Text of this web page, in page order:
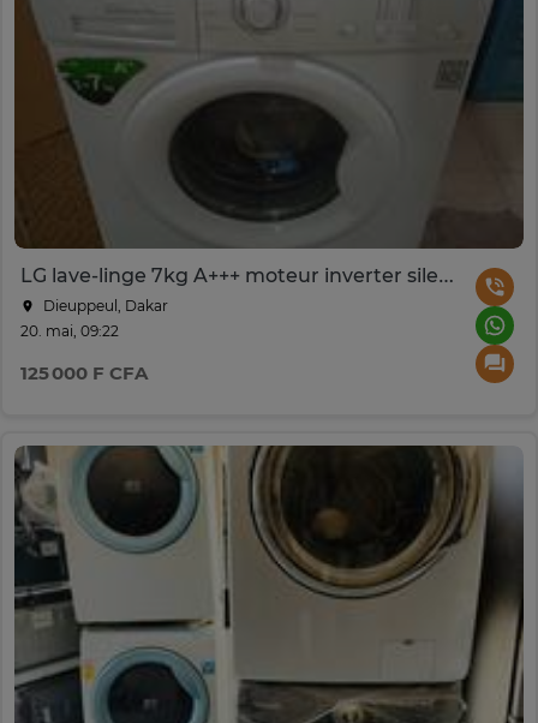
LG lave-linge 7kg A+++ moteur inverter silencieux
Dieuppeul, Dakar
20. mai, 09:22
125 000 F CFA